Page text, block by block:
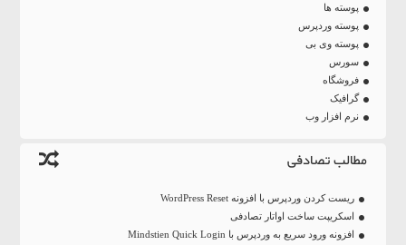
پوسته ها
پوسته وردپرس
پوسته وی بی
سورس
فروشگاه
گرافیک
نرم افزار وب
مطالب تصادفی
ریست کردن وردپرس با افزونه WordPress Reset
اسکریپت ساخت اواتار تصادفی
افزونه ورود سریع به وردپرس با Mindstien Quick Login